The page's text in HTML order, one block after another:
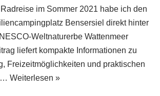
im Sommer 2021 habe ich den
Bensersiel direkt hinter
Weltnaturerbe Wattenmeer
liefert kompakte Informationen zu
Freizeitmöglichkeiten und praktischen
Weiterlesen »